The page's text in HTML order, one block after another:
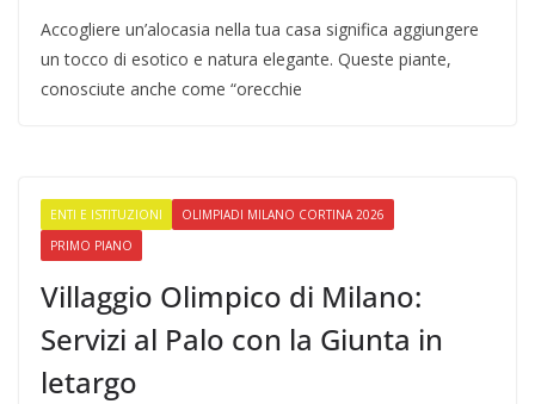
Accogliere un’alocasia nella tua casa significa aggiungere
un tocco di esotico e natura elegante. Queste piante,
conosciute anche come “orecchie
ENTI E ISTITUZIONI
OLIMPIADI MILANO CORTINA 2026
PRIMO PIANO
Villaggio Olimpico di Milano:
Servizi al Palo con la Giunta in
letargo